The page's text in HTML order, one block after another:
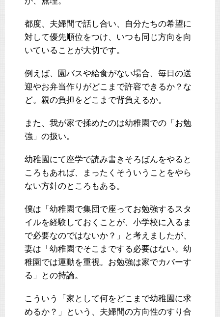
都度、夫婦間で話し合い、自分たちの希望に
対して優先順位をつけ、いつも同じ方向を向
いていることが大切です。
例えば、園バスや給食がない場合、毎日の送
迎やお弁当作りがどこまで許容できるか？な
ど。親の負担をどこまで背負えるか。
また、我が家で揉めたのは幼稚園での「お勉
強」の扱い。
幼稚園にて座学で読み書きそろばんをやると
ころもあれば、まったくそういうことをやら
ない方針のところもある。
僕は「幼稚園で集団で座ってお勉強するスタ
イルを経験しておくことが、小学校に入るま
で必要なのではないか？」と考えましたが、
妻は「幼稚園でそこまでする必要はない。幼
稚園では運動を重視。お勉強は家でカバーす
る」との持論。
こういう「家として何をどこまで幼稚園に求
めるか？」という、夫婦間の方向性のすり合